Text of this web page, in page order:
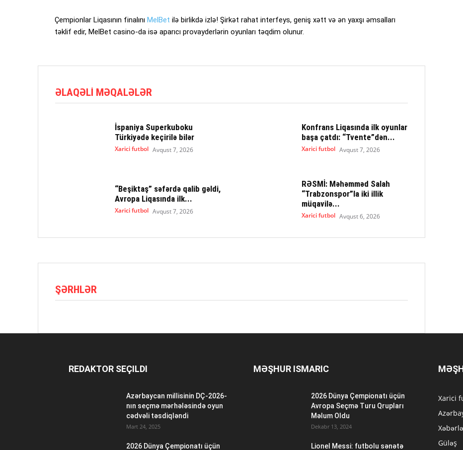
Çempionlar Liqasının finalını MelBet ilə birlikdə izlə! Şirkət rahat interfeys, geniş xətt və ən yaxşı əmsalları
təklif edir, MelBet сasino-da isə aparıcı provayderlərin oyunları təqdim olunur.
ƏLAQƏLI MƏQALƏLƏR
İspaniya Superkuboku
Türkiyədə keçirilə bilər
Xarici futbol Avqust 7, 2026
Konfrans Liqasında ilk oyunlar
başa çatdı: “Tvente”dən...
Xarici futbol Avqust 7, 2026
“Beşiktaş” səfərdə qalib gəldi,
Avropa Liqasında ilk...
Xarici futbol Avqust 7, 2026
RƏSMİ: Məhəmməd Salah
“Trabzonspor”la iki illik
müqavilə...
Xarici futbol Avqust 6, 2026
ŞƏRHLƏR
REDAKTOR SEÇILDI
Azərbaycan millisinin DÇ-2026-
nın seçmə mərhələsində oyun
cədvəli təsdiqləndi
Mart 24, 2025
2026 Dünya Çempionatı üçün
MƏŞHUR ISMARIC
2026 Dünya Çempionatı üçün
Avropa Seçmə Turu Qrupları
Məlum Oldu
Dekabr 13, 2024
Lionel Messi: futbolu sənətə
Xarici
Güləş